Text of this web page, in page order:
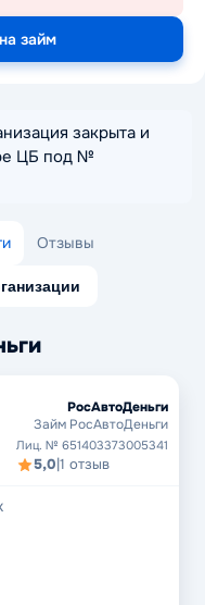
займ
закрыта и
ЦБ под №
Отзывы
РосАвтоДеньги
Займ РосАвтоДеньги
Лиц. № 651403373005341
5,0|1 отзыв